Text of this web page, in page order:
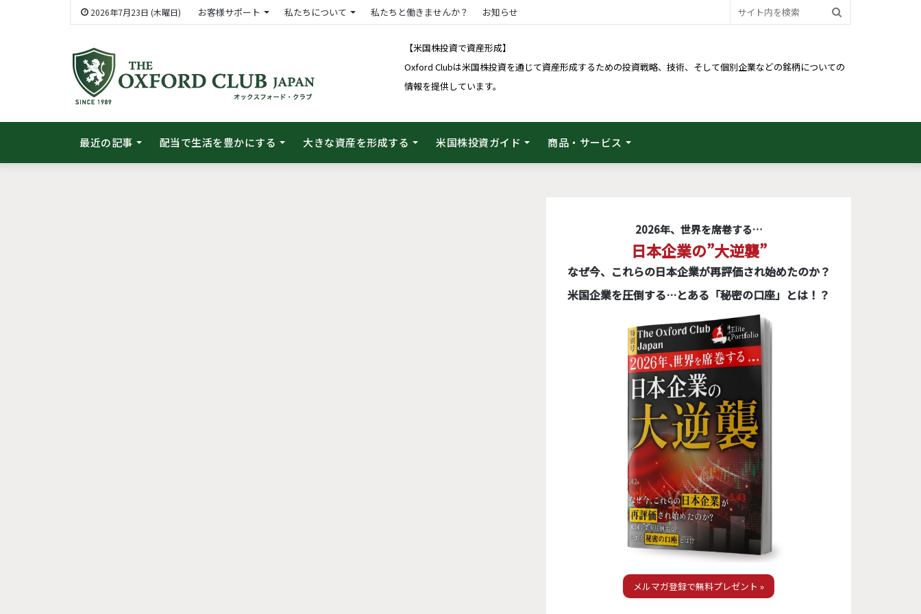
2026年7月23日 (木曜日) お客様サポート 私たちについて 私たちと働きませんか？ お知らせ
【米国株投資で資産形成】
Oxford Clubは米国株投資を通じて資産形成するための投資戦略、技術、そして個別企業などの銘柄についての
情報を提供しています。
最近の記事 配当で生活を豊かにする 大きな資産を形成する 米国株投資ガイド 商品・サービス
2026年、世界を席巻する…
日本企業の”大逆襲”
なぜ今、これらの日本企業が再評価され始めたのか？
米国企業を圧倒する…とある「秘密の口座」とは！？
メルマガ登録で無料プレゼント »